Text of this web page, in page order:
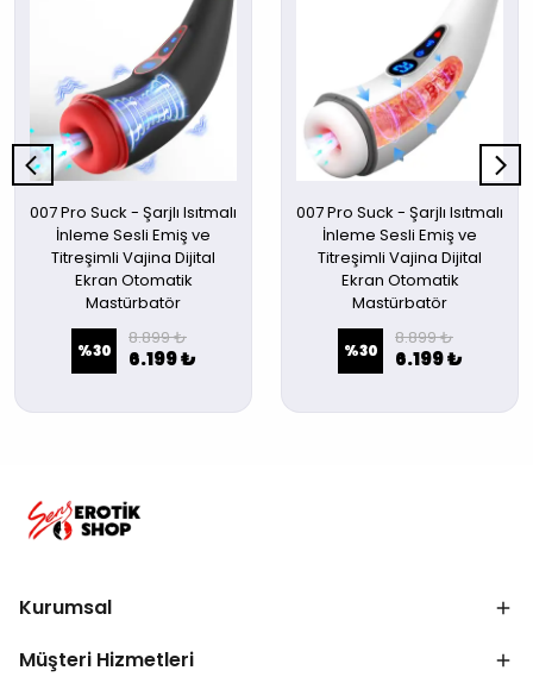
007 Pro Suck - Şarjlı Isıtmalı
İnleme Sesli Emiş ve
Titreşimli Vajina Dijital
Ekran Otomatik
Mastürbatör
%30
8.899 ₺
6.199 ₺
007 Pro Suck - Şarjlı Isıtmalı
İnleme Sesli Emiş ve
Titreşimli Vajina Dijital
Ekran Otomatik
Mastürbatör
%30
8.899 ₺
6.199 ₺
Kurumsal
Müşteri Hizmetleri